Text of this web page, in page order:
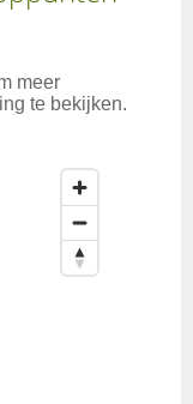
meer
te bekijken.